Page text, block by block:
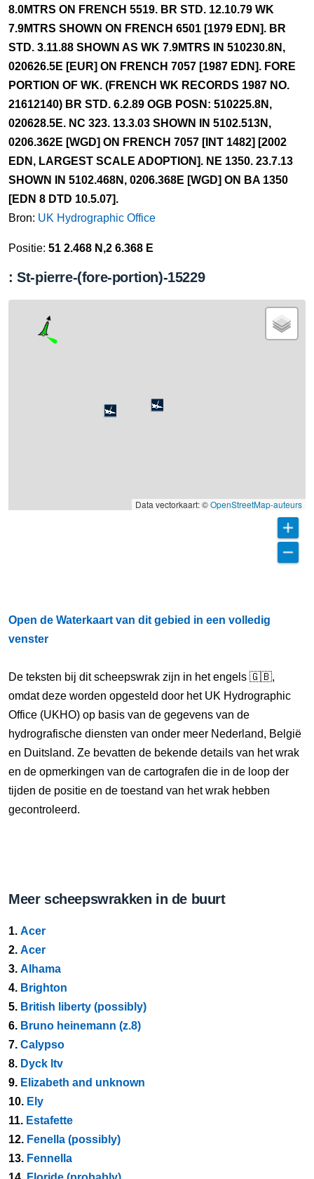
8.0MTRS ON FRENCH 5519. BR STD. 12.10.79 WK
7.9MTRS SHOWN ON FRENCH 6501 [1979 EDN]. BR
STD. 3.11.88 SHOWN AS WK 7.9MTRS IN 510230.8N,
020626.5E [EUR] ON FRENCH 7057 [1987 EDN]. FORE
PORTION OF WK. (FRENCH WK RECORDS 1987 NO.
21612140) BR STD. 6.2.89 OGB POSN: 510225.8N,
020628.5E. NC 323. 13.3.03 SHOWN IN 5102.513N,
0206.362E [WGD] ON FRENCH 7057 [INT 1482] [2002
EDN, LARGEST SCALE ADOPTION]. NE 1350. 23.7.13
SHOWN IN 5102.468N, 0206.368E [WGD] ON BA 1350
[EDN 8 DTD 10.5.07].
Bron: UK Hydrographic Office
Positie: 51 2.468 N,2 6.368 E
: St-pierre-(fore-portion)-15229
Data vectorkaart: ©OpenStreetMap-auteurs
Open de Waterkaart van dit gebied in een volledig
venster
De teksten bij dit scheepswrak zijn in het engels 🇬🇧,
omdat deze worden opgesteld door het UK Hydrographic
Office (UKHO) op basis van de gegevens van de
hydrografische diensten van onder meer Nederland, België
en Duitsland. Ze bevatten de bekende details van het wrak
en de opmerkingen van de cartografen die in de loop der
tijden de positie en de toestand van het wrak hebben
gecontroleerd.
Meer scheepswrakken in de buurt
1. Acer
2. Acer
3. Alhama
4. Brighton
5. British liberty (possibly)
6. Bruno heinemann (z.8)
7. Calypso
8. Dyck ltv
9. Elizabeth and unknown
10. Ely
11. Estafette
12. Fenella (possibly)
13. Fennella